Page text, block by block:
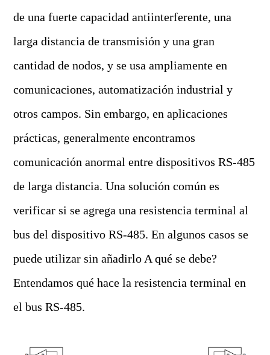
de una fuerte capacidad antiinterferente, una
larga distancia de transmisión y una gran
cantidad de nodos, y se usa ampliamente en
comunicaciones, automatización industrial y
otros campos. Sin embargo, en aplicaciones
prácticas, generalmente encontramos
comunicación anormal entre dispositivos RS-485
de larga distancia. Una solución común es
verificar si se agrega una resistencia terminal al
bus del dispositivo RS-485. En algunos casos se
puede utilizar sin añadirlo A qué se debe?
Entendamos qué hace la resistencia terminal en
el bus RS-485.